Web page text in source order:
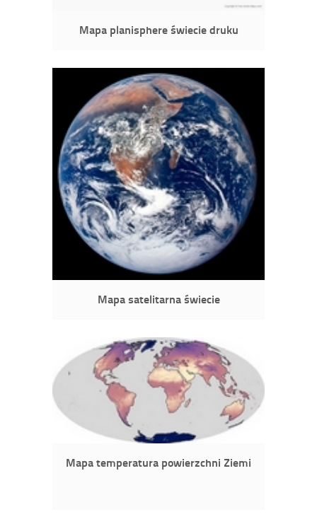
Mapa planisphere świecie druku
Mapa satelitarna świecie
Mapa temperatura powierzchni Ziemi